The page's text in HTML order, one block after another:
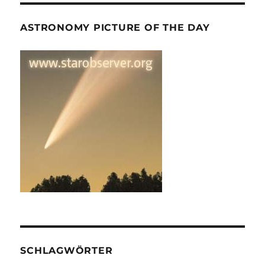
ASTRONOMY PICTURE OF THE DAY
SCHLAGWÖRTER